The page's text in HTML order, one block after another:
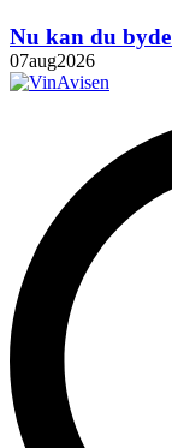
Nu kan du
07aug2026